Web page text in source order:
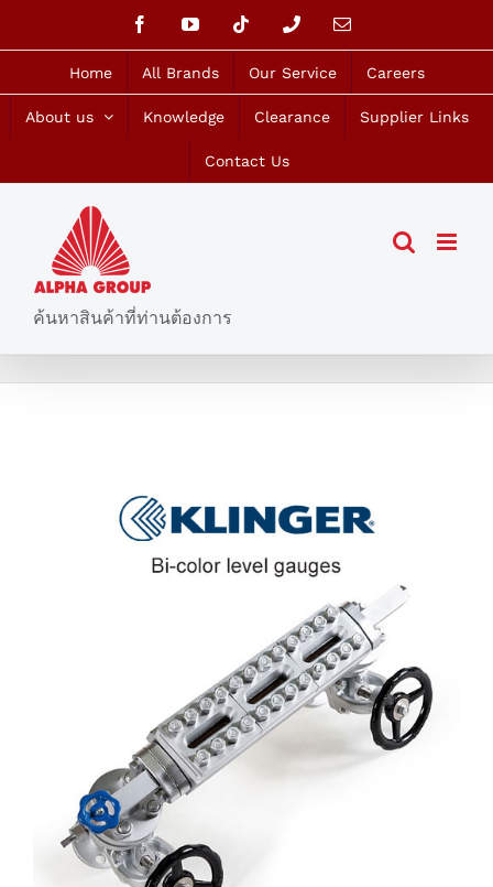
FacebookYouTube Tiktok PhoneEmail
Home All Brands Our Service Careers
About us Knowledge Clearance Supplier Links
Contact Us
ค้นหาสินค้าที่ท่านต้องการ